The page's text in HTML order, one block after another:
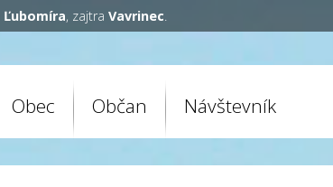
Ľubomíra, zajtra Vavrinec.
Obec Občan Návštevník